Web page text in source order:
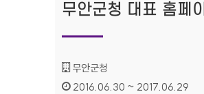
무안군청 대표 홈페
기관명 :
무안군청
인증기간 :
2016.06.30 ~ 2017.06.29